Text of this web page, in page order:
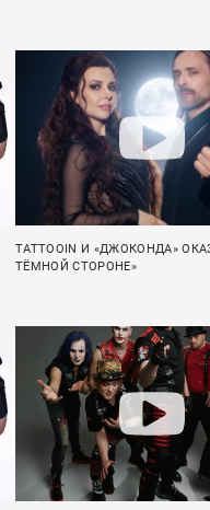
TATTOOIN И «ДЖОКОНДА»
ТЁМНОЙ СТОРОНЕ»